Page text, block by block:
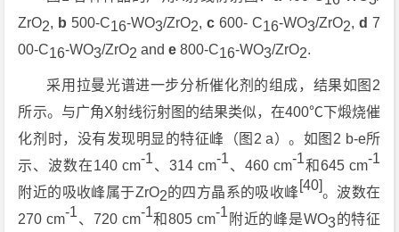
ZrO2, b 500-C16-WO3/ZrO2,c 600- C16-WO3/ZrO2,d 7
00-C16-WO3/ZrO2 ande 800-C16-WO3/ZrO2.
采用拉曼光谱进一步分析催化剂的组成，结果如图2
所示。与广角X射线衍射图的结果类似，在400℃下煅烧催
化剂时，没有发现明显的特征峰（图2 a）。如图2 b-e所
示、波数在140 cm-1、314 cm-1、460 cm-1和645 cm-1
附近的吸收峰属于ZrO2的四方晶系的吸收峰 [40]。波数在
270 cm-1、720 cm-1和805 cm-1 附近的峰是WO3的特征